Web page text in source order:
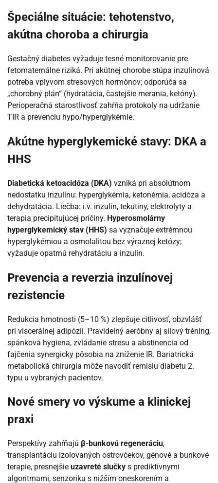
Špeciálne situácie: tehotenstvo,
akútna choroba a chirurgia
Gestačný diabetes vyžaduje tesné monitorovanie pre
fetomaternálne riziká. Pri akútnej chorobe stúpa inzulínová
potreba vplyvom stresových hormónov; odporúča sa
„chorobný plán“ (hydratácia, častejšie merania, ketóny).
Perioperačná starostlivosť zahŕňa protokoly na udržanie
TIR a prevenciu hypo/hyperglykémie.
Akútne hyperglykemické stavy: DKA a
HHS
Diabetická ketoacidóza (DKA) vzniká pri absolútnom
nedostatku inzulínu: hyperglykémia, ketonémia, acidóza a
dehydratácia. Liečba: i.v. inzulín, tekutiny, elektrolyty a
terapia precipitujúcej príčiny. Hyperosmolárny
hyperglykemický stav (HHS) sa vyznačuje extrémnou
hyperglykémiou a osmolalitou bez výraznej ketózy;
vyžaduje opatrnú rehydratáciu a inzulín.
Prevencia a reverzia inzulínovej
rezistencie
Redukcia hmotnosti (5–10 %) zlepšuje citlivosť, obzvlášť
pri viscerálnej adipózii. Pravidelný aeróbny aj silový tréning,
spánková hygiena, zvládanie stresu a abstinencia od
fajčenia synergicky pôsobia na zníženie IR. Bariatrická
metabolická chirurgia môže navodiť remisiu diabetu 2.
typu u vybraných pacientov.
Nové smery vo výskume a klinickej
praxi
Perspektívy zahŕňajú β-bunkovú regeneráciu,
transplantáciu izolovaných ostrovčekov, génové a bunkové
terapie, presnejšie uzavreté slučky s prediktívnymi
algoritmami, senzoriku s nižším oneskorením a